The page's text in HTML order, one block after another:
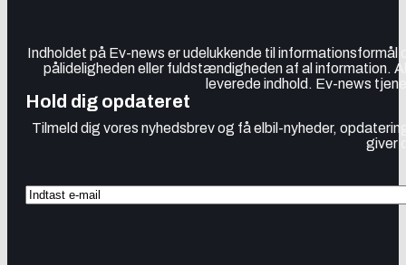
Indholdet på Ev-news er udelukkende til
pålideligheden eller fuldstændigheden af al information.
leverede indhold. Ev-news
Hold dig opdateret
Tilmeld dig vores nyhedsbrev og få elbil-nyheder,
giver